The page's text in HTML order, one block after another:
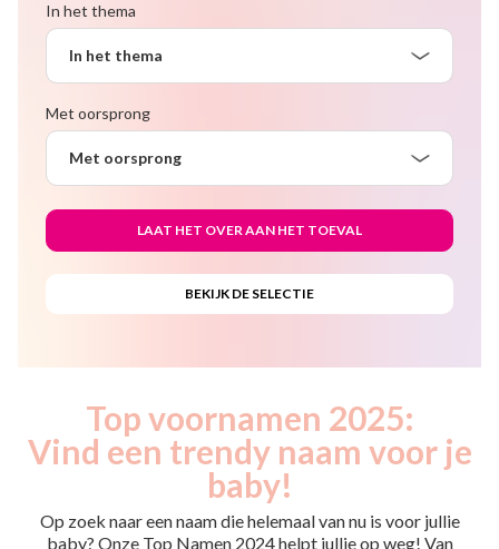
In het thema
In het thema
Met oorsprong
Met oorsprong
Top voornamen 2025:
Vind een trendy naam voor je
baby!
Op zoek naar een naam die helemaal van nu is voor jullie
baby? Onze Top Namen 2024 helpt jullie op weg! Van